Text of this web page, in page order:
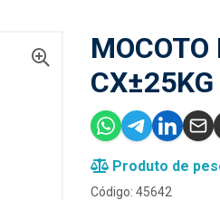
CX±25KG
Produto de
Código: 45642